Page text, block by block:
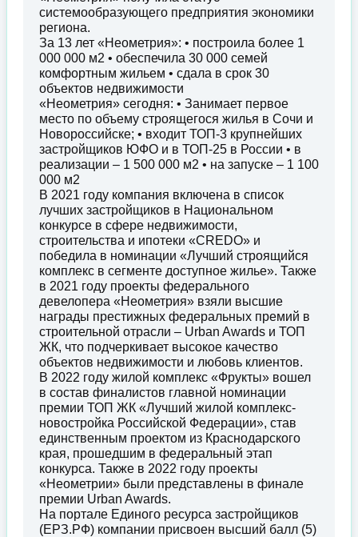
системообразующего предприятия экономики
региона.
За 13 лет «Неометрия»: • построила более 1
000 000 м2 • обеспечила 30 000 семей
комфортным жильем • сдала в срок 30
объектов недвижимости
«Неометрия» сегодня: • Занимает первое
место по объему строящегося жилья в Сочи и
Новороссийске; • входит ТОП-3 крупнейших
застройщиков ЮФО и в ТОП-25 в России • в
реализации – 1 500 000 м2 • на запуске – 1 100
000 м2
В 2021 году компания включена в список
лучших застройщиков в Национальном
конкурсе в сфере недвижимости,
строительства и ипотеки «CREDO» и
победила в номинации «Лучший строящийся
комплекс в сегменте доступное жилье». Также
в 2021 году проекты федерального
девелопера «Неометрия» взяли высшие
награды престижных федеральных премий в
строительной отрасли – Urban Awards и ТОП
ЖК, что подчеркивает высокое качество
объектов недвижимости и любовь клиентов.
В 2022 году жилой комплекс «Фрукты» вошел
в состав финалистов главной номинации
премии ТОП ЖК «Лучший жилой комплекс-
новостройка Российской Федерации», став
единственным проектом из Краснодарского
края, прошедшим в федеральный этап
конкурса. Также в 2022 году проекты
«Неометрии» были представлены в финале
премии Urban Awards.
На портале Единого ресурса застройщиков
(ЕРЗ.РФ) компании присвоен высший балл (5)